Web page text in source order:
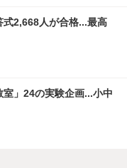
2,668人が合格...最高
」24の実験企画...小中